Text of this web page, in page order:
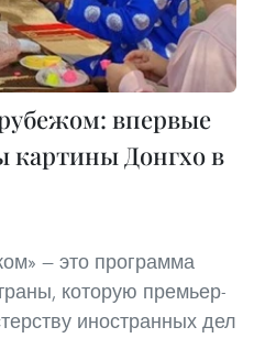
впервые
картины Донгхо в
— это программа
которую премьер-
иностранных дел